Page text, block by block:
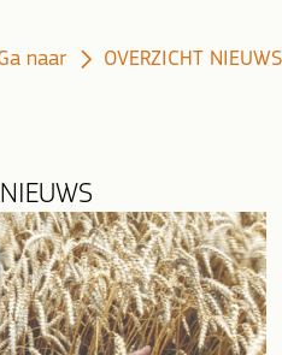
naar OVERZICHT NIEUWS